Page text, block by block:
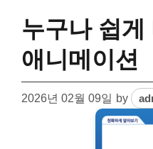
누구나 쉽
애니메이션
2026년 02월 09일 by